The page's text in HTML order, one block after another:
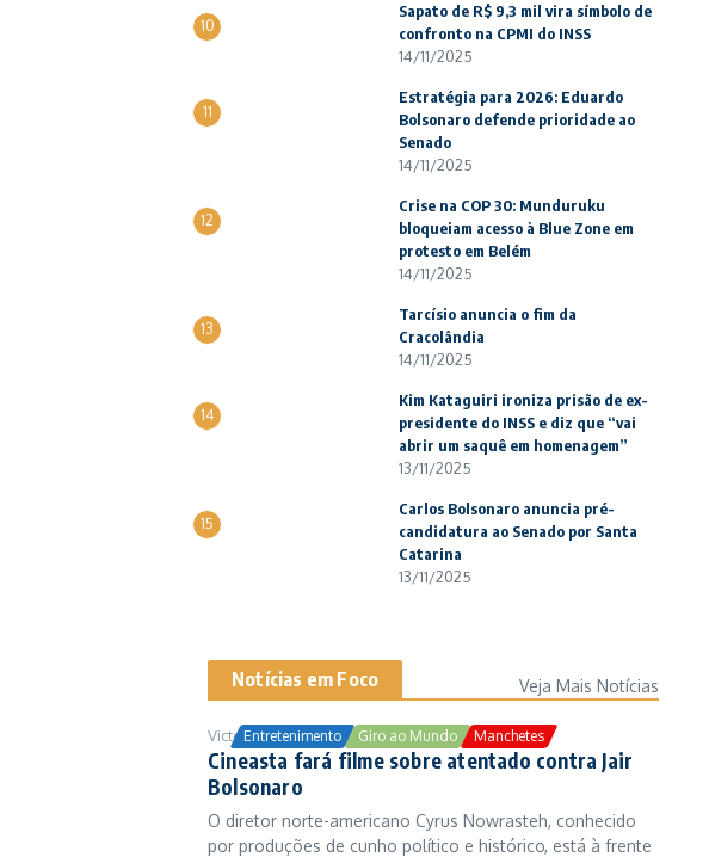
10
Sapato de R$ 9,3 mil vira símbolo de
confronto na CPMI do INSS
14/11/2025
11
Estratégia para 2026: Eduardo
Bolsonaro defende prioridade ao
Senado
14/11/2025
12
Crise na COP 30: Munduruku
bloqueiam acesso à Blue Zone em
protesto em Belém
14/11/2025
13
Tarcísio anuncia o fim da
Cracolândia
14/11/2025
14
Kim Kataguiri ironiza prisão de ex-
presidente do INSS e diz que “vai
abrir um saquê em homenagem”
13/11/2025
15
Carlos Bolsonaro anuncia pré-
candidatura ao Senado por Santa
Catarina
13/11/2025
Notícias em Foco Veja Mais Notícias
Entretenimento Giro ao Mundo Manchetes
Victor Samuel 24/10/2025
Cineasta fará filme sobre atentado contra Jair
Bolsonaro
O diretor norte-americano Cyrus Nowrasteh, conhecido
por produções de cunho político e histórico, está à frente